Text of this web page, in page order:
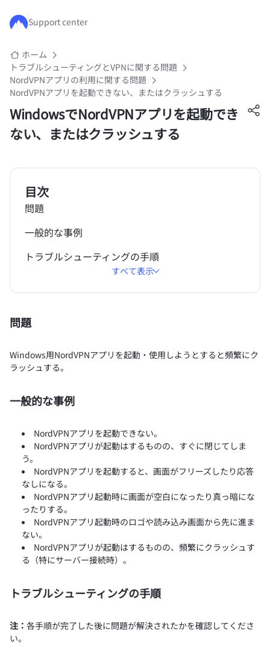
メインコンテンツにスキップ
Support center
ホーム
トラブルシューティングとVPNに関する問題
NordVPNアプリの利用に関する問題
NordVPNアプリを起動できない、またはクラッシュする
WindowsでNordVPNアプリを起動でき
ない、またはクラッシュする
目次
問題
一般的な事例
トラブルシューティングの手順
すべて表示
問題
Windows用NordVPNアプリを起動・使用しようとすると頻繁にク
ラッシュする。
一般的な事例
NordVPNアプリを起動できない。
NordVPNアプリが起動はするものの、すぐに閉じてしま
う。
NordVPNアプリを起動すると、画面がフリーズしたり応答
なしになる。
NordVPNアプリ起動時に画面が空白になったり真っ暗にな
ったりする。
NordVPNアプリ起動時のロゴや読み込み画面から先に進ま
ない。
NordVPNアプリが起動はするものの、頻繁にクラッシュす
る（特にサーバー接続時）。
トラブルシューティングの手順
注： 各手順が完了した後に問題が解決されたかを確認してくださ
い。